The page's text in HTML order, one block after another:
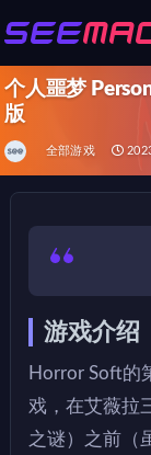
个人噩梦
版
全部游戏
游戏介绍
Horror Soft的
戏，在艾薇拉
之谜）之前（